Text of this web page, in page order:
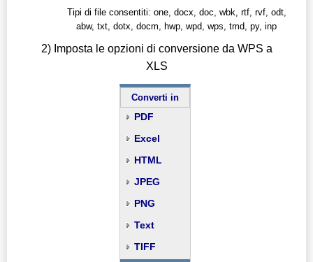
Tipi di file consentiti: one, docx, doc, wbk, rtf, rvf, odt,
abw, txt, dotx, docm, hwp, wpd, wps, tmd, py, inp
2) Imposta le opzioni di conversione da WPS a
XLS
Converti in
PDF
Excel
HTML
JPEG
PNG
Text
TIFF